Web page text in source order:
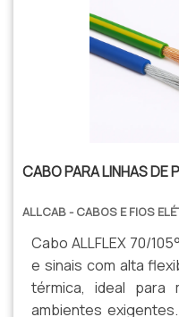
CABO PARA LINHAS DE
ALLCAB - CABOS E FIOS
Cabo ALLFLEX 70/
e sinais com alta
térmica, ideal para
ambientes